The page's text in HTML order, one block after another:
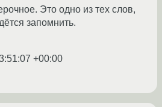
Это одно из тех слов,
запомнить.
+00:00